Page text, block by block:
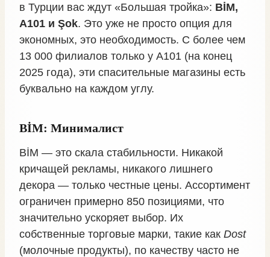
в Турции вас ждут «Большая тройка»: BİM,
A101 и Şok. Это уже не просто опция для
экономных, это необходимость. С более чем
13 000 филиалов только у A101 (на конец
2025 года), эти спасительные магазины есть
буквально на каждом углу.
BİM: Минималист
BİM — это скала стабильности. Никакой
кричащей рекламы, никакого лишнего
декора — только честные цены. Ассортимент
ограничен примерно 850 позициями, что
значительно ускоряет выбор. Их
собственные торговые марки, такие как Dost
(молочные продукты), по качеству часто не